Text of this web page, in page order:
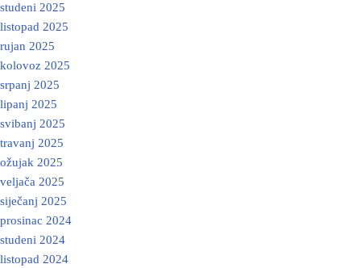
studeni 2025
listopad 2025
rujan 2025
kolovoz 2025
srpanj 2025
lipanj 2025
svibanj 2025
travanj 2025
ožujak 2025
veljača 2025
siječanj 2025
prosinac 2024
studeni 2024
listopad 2024